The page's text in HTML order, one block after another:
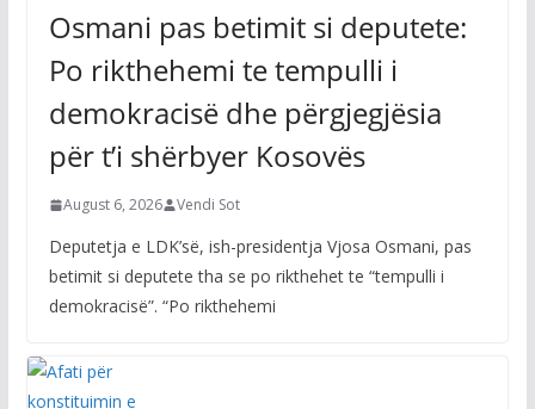
Osmani pas betimit si deputete:
Po rikthehemi te tempulli i
demokracisë dhe përgjegjësia
për t’i shërbyer Kosovës
August 6, 2026
Deputetja e LDK’së, ish-presidentja Vjosa Osmani, pas
betimit si deputete tha se po rikthehet te “tempulli i
demokracisë”. “Po rikthehemi